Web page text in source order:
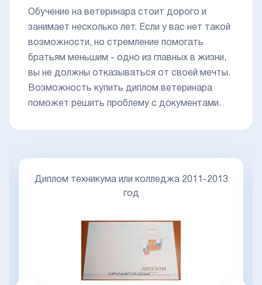
Обучение на ветеринара стоит дорого и
занимает несколько лет. Если у вас нет такой
возможности, но стремление помогать
братьям меньшим - одно из главных в жизни,
вы не должны отказываться от своей мечты.
Возможность купить диплом ветеринара
поможет решить проблему с документами.
Диплом техникума или колледжа 2011-2013
год